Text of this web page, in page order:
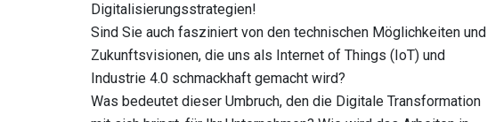
Digitalisierungsstrategien!
Sind Sie auch fasziniert von den technischen Möglichkeiten und
Zukunftsvisionen, die uns als Internet of Things (IoT) und
Industrie 4.0 schmackhaft gemacht wird?
Was bedeutet dieser Umbruch, den die Digitale Transformation